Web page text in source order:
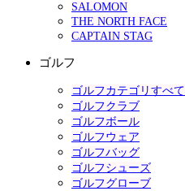
SALOMON
THE NORTH FACE
CAPTAIN STAG
ゴルフ
ゴルフカテゴリすべて
ゴルフクラブ
ゴルフボール
ゴルフウェア
ゴルフバッグ
ゴルフシューズ
ゴルフグローブ